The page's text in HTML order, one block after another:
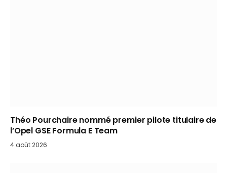
Théo Pourchaire nommé premier pilote titulaire de
l’Opel GSE Formula E Team
4 août 2026